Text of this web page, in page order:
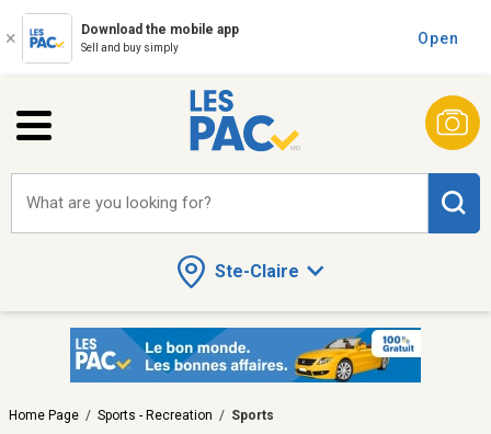
Download the mobile app
Sell and buy simply
Open
Ste-Claire
What are you looking for?
Home Page / Sports - Recreation / Sports